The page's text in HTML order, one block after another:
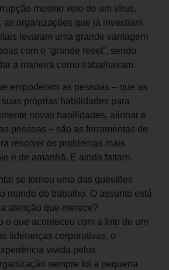
mesmo veio de um vírus.
as organizações que já investiam
levaram uma grande vantagem
com o “grande reset”, sendo
a maneira como trabalhavam.
empoderam as pessoas – que as
próprias habilidades para
novas habilidades, alinhar e
pessoas – são as ferramentas de
resolver os problemas mais
e de amanhã. E ainda faltam.
se tornou uma das questões
mundo do trabalho. O assunto está
atenção que merece?
o que aconteceu com a foto de um
lideranças corporativas, o
vivida pelos
sempre foi a pequena